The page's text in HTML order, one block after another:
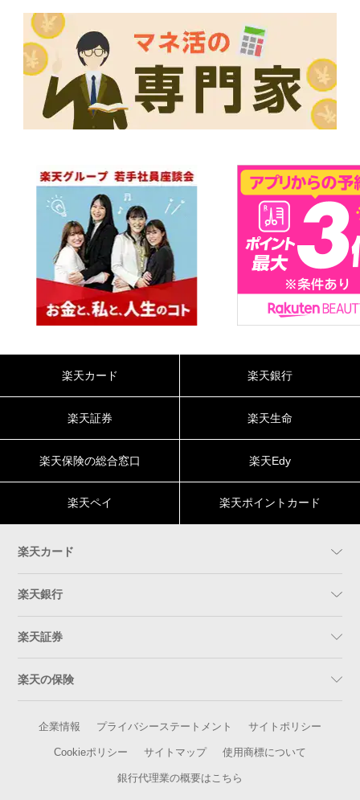
楽天カード 楽天銀行
楽天証券 楽天生命
楽天保険の総合窓口 楽天Edy
楽天ペイ 楽天ポイントカード
楽天カード
楽天銀行
楽天証券
楽天の保険
企業情報 プライバシーステートメント サイトポリシー
Cookieポリシー サイトマップ 使用商標について
銀行代理業の概要はこちら